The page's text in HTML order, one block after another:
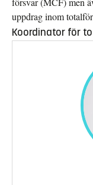
uppdrag inom
Koordinator för